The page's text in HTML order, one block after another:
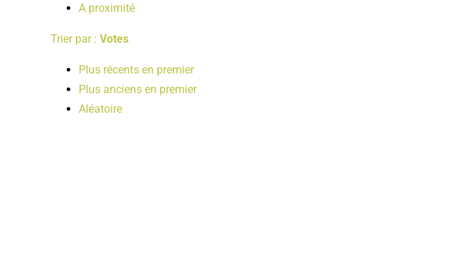
A proximité
Trier par : Votes
Plus récents en premier
Plus anciens en premier
Aléatoire